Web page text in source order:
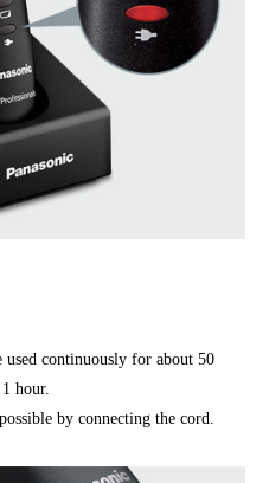
used continuously for about 50
hour.
by connecting the cord.